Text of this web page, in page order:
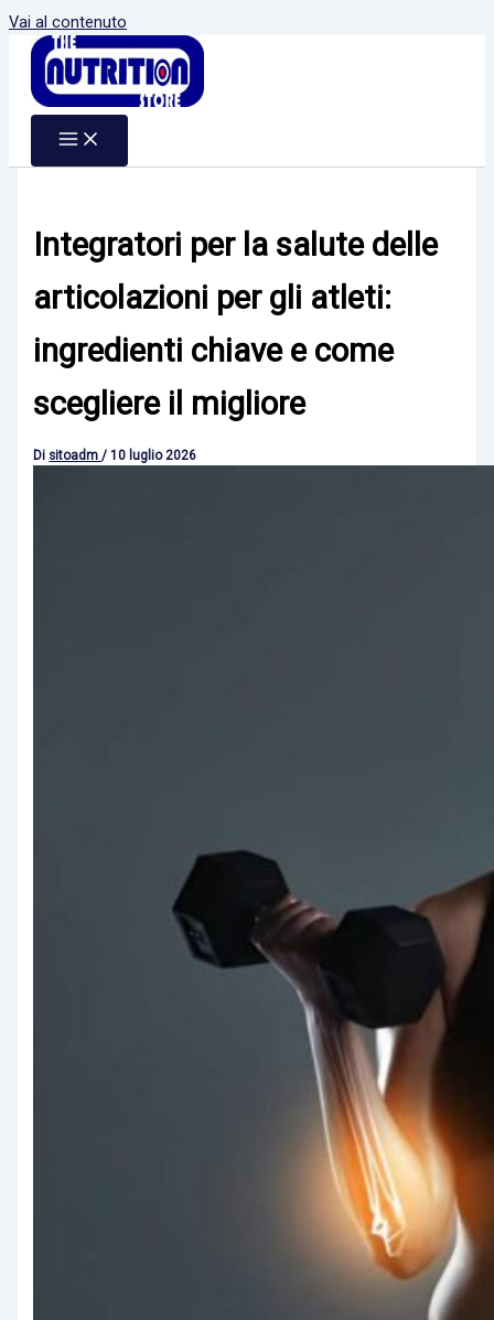
Vai al contenuto
Integratori per la salute delle
articolazioni per gli atleti:
ingredienti chiave e come
scegliere il migliore
Di sitoadm/10 luglio 2026